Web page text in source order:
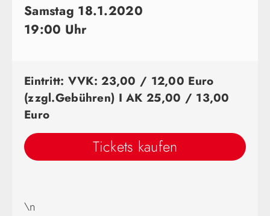
Samstag 18.1.2020
19:00 Uhr
Eintritt: VVK: 23,00 / 12,00 Euro
(zzgl.Gebühren) I AK 25,00 / 13,00
Euro
Tickets kaufen
\n